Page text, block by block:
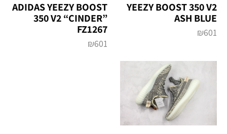
YEEZY BOOST 350 V2
ASH BLUE
₪601
ADIDAS YEEZY BOOST
350 V2 “CINDER”
FZ1267
₪601